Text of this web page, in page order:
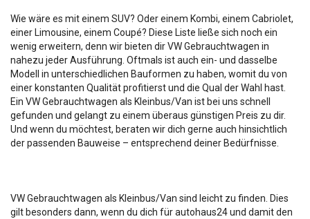
Wie wäre es mit einem SUV? Oder einem Kombi, einem Cabriolet,
einer Limousine, einem Coupé? Diese Liste ließe sich noch ein
wenig erweitern, denn wir bieten dir VW Gebrauchtwagen in
nahezu jeder Ausführung. Oftmals ist auch ein- und dasselbe
Modell in unterschiedlichen Bauformen zu haben, womit du von
einer konstanten Qualität profitierst und die Qual der Wahl hast.
Ein VW Gebrauchtwagen als Kleinbus/Van ist bei uns schnell
gefunden und gelangt zu einem überaus günstigen Preis zu dir.
Und wenn du möchtest, beraten wir dich gerne auch hinsichtlich
der passenden Bauweise – entsprechend deiner Bedürfnisse.
VW Gebrauchtwagen als Kleinbus/Van sind leicht zu finden. Dies
gilt besonders dann, wenn du dich für autohaus24 und damit den